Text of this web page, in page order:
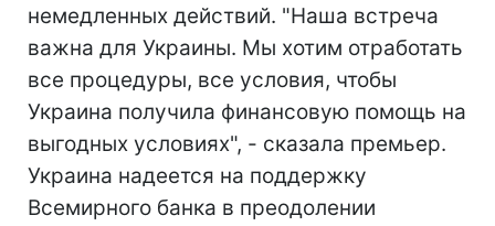
немедленных действий. "Наша встреча
важна для Украины. Мы хотим отработать
все процедуры, все условия, чтобы
Украина получила финансовую помощь на
выгодных условиях", - сказала премьер.
Украина надеется на поддержку
Всемирного банка в преодолении